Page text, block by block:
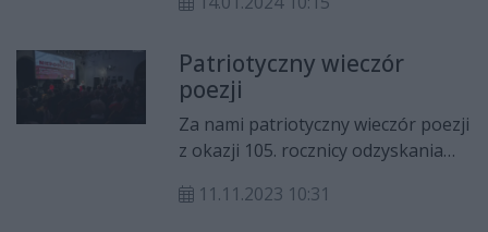
Dehnelem i tłumaczem Piotrem
miłośników literatury czeka
spotkanie z Marylą Szymiczkową.
Patriotyczny wieczór
poezji
Za nami patriotyczny wieczór poezji
z okazji 105. rocznicy odzyskania
scenie pojawili się przedstawiciele
11.11.2023 10:31